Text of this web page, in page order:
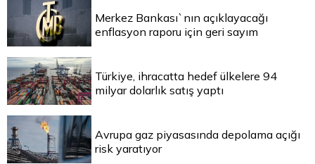
Merkez Bankası`nın açıklayacağı
enflasyon raporu için geri sayım
Türkiye, ihracatta hedef ülkelere 94
milyar dolarlık satış yaptı
Avrupa gaz piyasasında depolama açığı
risk yaratıyor